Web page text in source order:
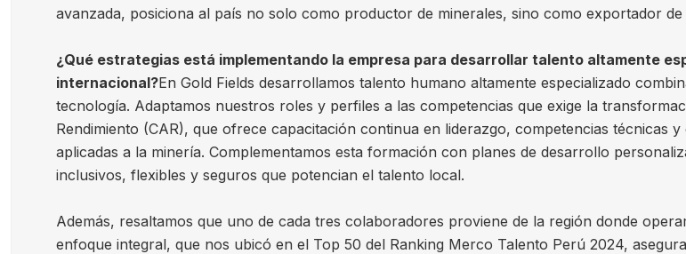
avanzada, posiciona al país no solo como productor de minerales, sino como exportador
¿Qué estrategias está implementando la empresa para desarrollar talento altamente
internacional?En Gold Fields desarrollamos talento humano altamente especializado
tecnología. Adaptamos nuestros roles y perfiles a las competencias que exige la
Rendimiento (CAR), que ofrece capacitación continua en liderazgo, competencias técnicas
aplicadas a la minería. Complementamos esta formación con planes de desarrollo
inclusivos, flexibles y seguros que potencian el talento local.
Además, resaltamos que uno de cada tres colaboradores proviene de la región donde
enfoque integral, que nos ubicó en el Top 50 del Ranking Merco Talento Perú 2024,